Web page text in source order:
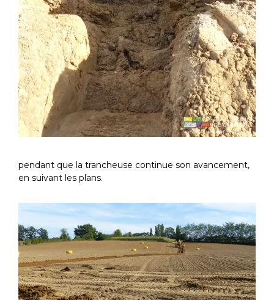
pendant que la trancheuse continue son avancement,
en suivant les plans.